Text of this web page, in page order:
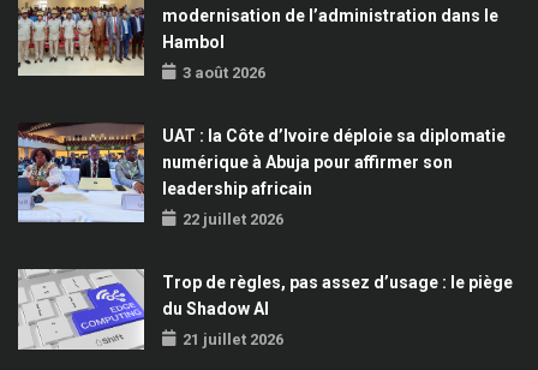
modernisation de l’administration dans le
Hambol
3 août 2026
UAT : la Côte d’Ivoire déploie sa diplomatie
numérique à Abuja pour affirmer son
leadership africain
22 juillet 2026
Trop de règles, pas assez d’usage : le piège
du Shadow AI
21 juillet 2026